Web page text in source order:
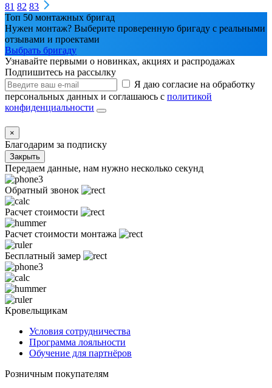
81 82 83
Топ 50 монтажных бригад
Нужен монтаж? Выберите проверенную бригаду с реальными
отзывами и проектами
Выбрать бригаду
Узнавайте первыми о новинках, акциях и распродажах
Подпишитесь на рассылку
Я даю согласие на обработку
персональных данных и соглашаюсь с политикой
конфиденциальности
×
Благодарим за подписку
Закрыть
Передаем данные, нам нужно несколько секунд
Обратный звонок
Расчет стоимости
Расчет стоимости монтажа
Бесплатный замер
Кровельщикам
Условия сотрудничества
Программа лояльности
Обучение для партнёров
Розничным покупателям